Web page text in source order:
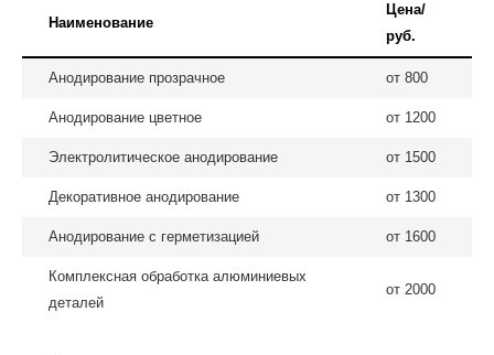
Наименование
Цена/
руб.
Анодирование прозрачное от 800
Анодирование цветное от 1200
Электролитическое анодирование от 1500
Декоративное анодирование от 1300
Анодирование с герметизацией от 1600
Комплексная обработка алюминиевых
деталей
от 2000